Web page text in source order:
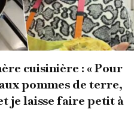
cuisinière : « Pour
pommes de terre,
je laisse faire petit à